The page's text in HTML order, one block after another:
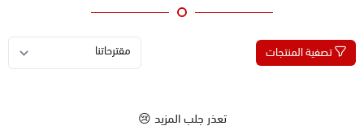
تصفية المنتجات
تعذر جلب المزيد 😢